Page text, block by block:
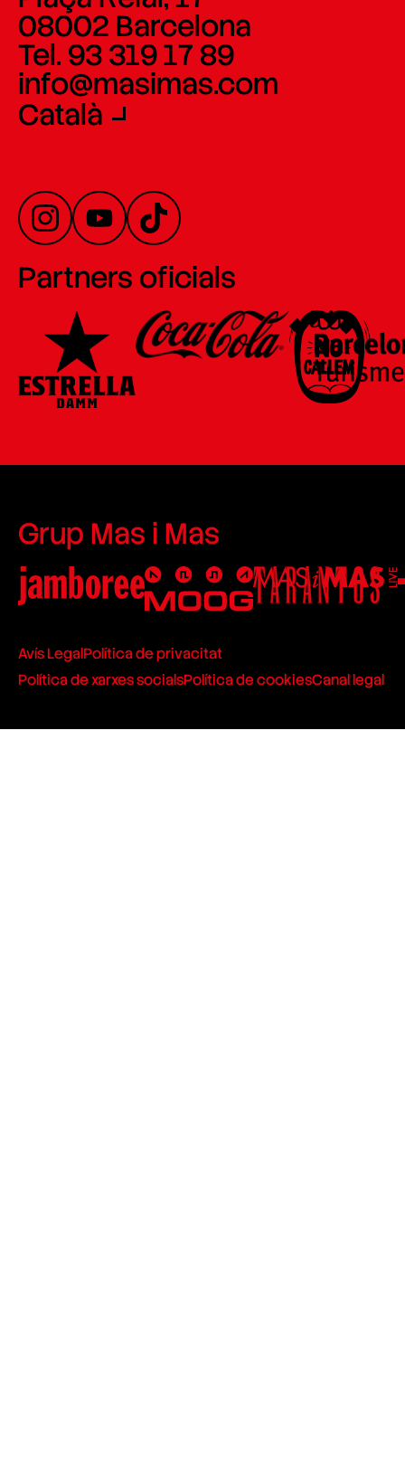
08002 Barcelona
Tel. 93 319 17 89
info@masimas.com
Català
Partners oficials
Grup Mas i Mas
Avís LegalPolítica de privacitat
Política de xarxes socialsPolítica de cookiesCanal legal